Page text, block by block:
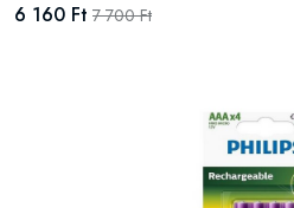
6 160 Ft 7 700 Ft